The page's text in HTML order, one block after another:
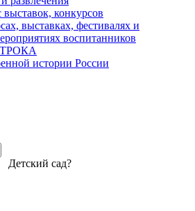
конкурсов
выставках, фестивалях и
воспитанников
истории России
Детский сад?